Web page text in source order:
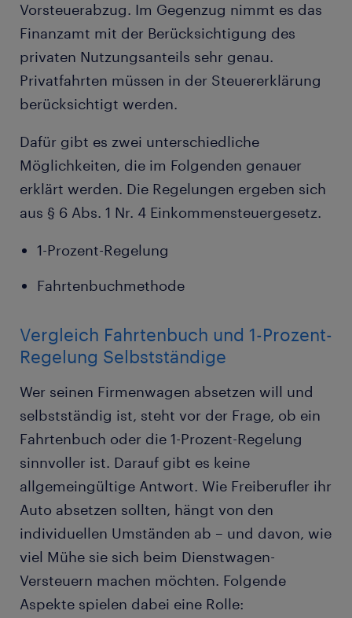
Vorsteuerabzug. Im Gegenzug nimmt es das
Finanzamt mit der Berücksichtigung des
privaten Nutzungsanteils sehr genau.
Privatfahrten müssen in der Steuererklärung
berücksichtigt werden.
Dafür gibt es zwei unterschiedliche
Möglichkeiten, die im Folgenden genauer
erklärt werden. Die Regelungen ergeben sich
aus § 6 Abs. 1 Nr. 4 Einkommensteuergesetz.
1-Prozent-Regelung
Fahrtenbuchmethode
Vergleich Fahrtenbuch und 1-Prozent-
Regelung Selbstständige
Wer seinen Firmenwagen absetzen will und
selbstständig ist, steht vor der Frage, ob ein
Fahrtenbuch oder die 1-Prozent-Regelung
sinnvoller ist. Darauf gibt es keine
allgemeingültige Antwort. Wie Freiberufler ihr
Auto absetzen sollten, hängt von den
individuellen Umständen ab – und davon, wie
viel Mühe sie sich beim Dienstwagen-
Versteuern machen möchten. Folgende
Aspekte spielen dabei eine Rolle: